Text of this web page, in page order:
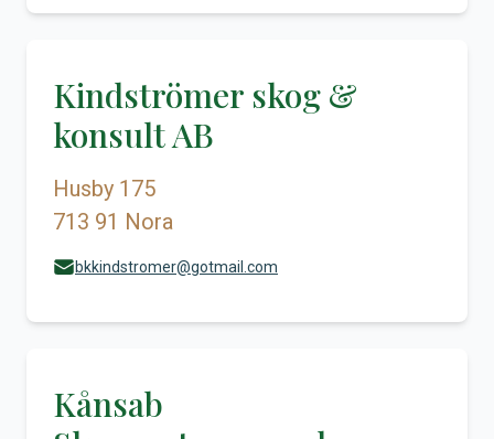
Kindströmer skog &
konsult AB
Husby 175
713 91 Nora
bkkindstromer@gotmail.com
Kånsab